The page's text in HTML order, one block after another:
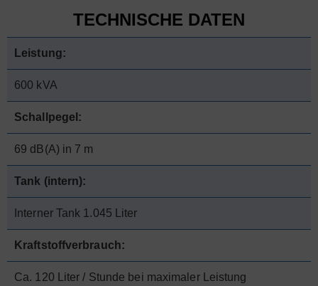
TECHNISCHE DATEN
Leistung:
600 kVA
Schallpegel:
69 dB(A) in 7 m
Tank (intern):
Interner Tank 1.045 Liter
Kraftstoffverbrauch:
Ca. 120 Liter / Stunde bei maximaler Leistung